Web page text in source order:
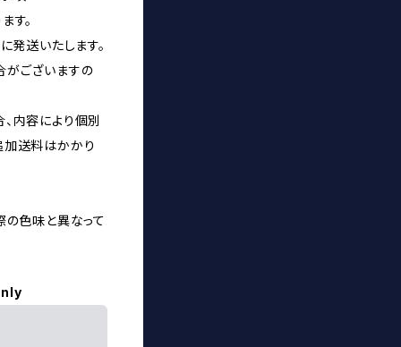
す。
発送いたします。
がございますの
内容により個別
加送料はかかり
の色味と異なって